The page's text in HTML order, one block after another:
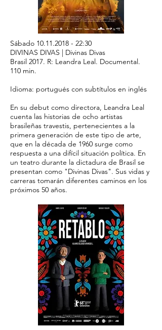
Sábado 10.11.2018 - 22:30
DIVINAS DIVAS | Divinas Divas
Brasil 2017. R: Leandra Leal. Documental.
110 min.
Idioma: portugués con subtítulos en inglés
En su debut como directora, Leandra Leal
cuenta las historias de ocho artistas
brasileñas travestis, pertenecientes a la
primera generación de este tipo de arte,
que en la década de 1960 surge como
respuesta a una difícil situación política. En
un teatro durante la dictadura de Brasil se
presentan como "Divinas Divas". Sus vidas y
carreras tomarán diferentes caminos en los
próximos 50 años.